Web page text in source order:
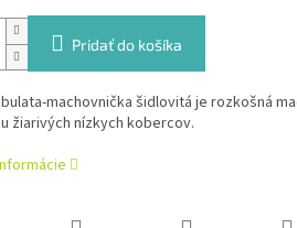
Pridať do košíka
machovnička šidlovitá je rozkošná
žiarivých nízkych kobercov.